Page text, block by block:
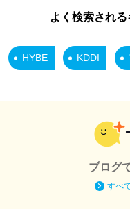
よく検索され
HYBE KDDI
ブログ
すべ